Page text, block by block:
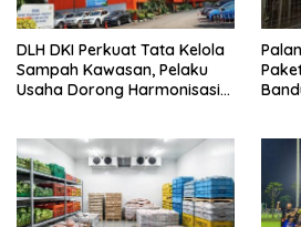
DLH DKI Perkuat Tata Kelola
Sampah Kawasan, Pelaku
Usaha Dorong Harmonisasi